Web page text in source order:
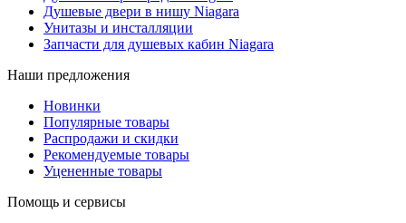
Душевые двери в нишу Niagara
Унитазы и инсталляции
Запчасти для душевых кабин Niagara
Наши предложения
Новинки
Популярные товары
Распродажи и скидки
Рекомендуемые товары
Уцененные товары
Помощь и сервисы